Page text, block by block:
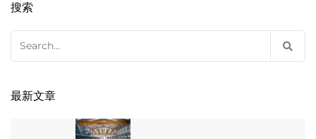
搜索
最新文章